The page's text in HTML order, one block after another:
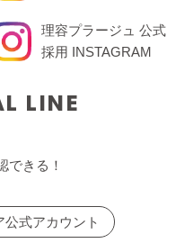
理容プラージュ 公式
採用 INSTAGRAM
LINE
できる！
公式アカウント